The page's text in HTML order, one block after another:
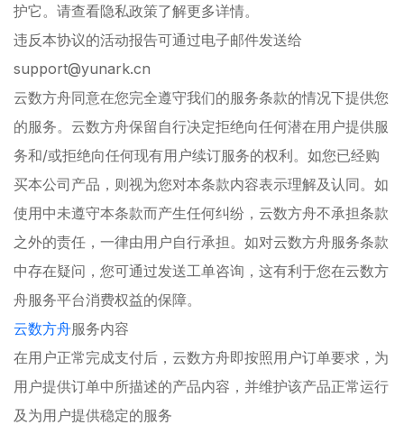
护它。请查看隐私政策了解更多详情。
违反本协议的活动报告可通过电子邮件发送给
support@yunark.cn
云数方舟同意在您完全遵守我们的服务条款的情况下提供您
的服务。云数方舟保留自行决定拒绝向任何潜在用户提供服
务和/或拒绝向任何现有用户续订服务的权利。如您已经购
买本公司产品，则视为您对本条款内容表示理解及认同。如
使用中未遵守本条款而产生任何纠纷，云数方舟不承担条款
之外的责任，一律由用户自行承担。如对云数方舟服务条款
中存在疑问，您可通过发送工单咨询，这有利于您在云数方
舟服务平台消费权益的保障。
云数方舟服务内容
在用户正常完成支付后，云数方舟即按照用户订单要求，为
用户提供订单中所描述的产品内容，并维护该产品正常运行
及为用户提供稳定的服务